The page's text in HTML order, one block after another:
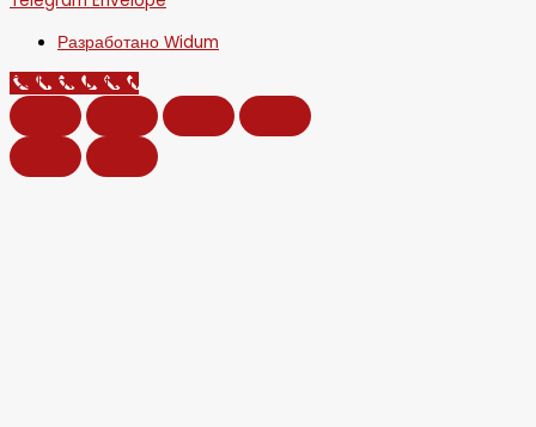
Разработано Widum
Call Now Button